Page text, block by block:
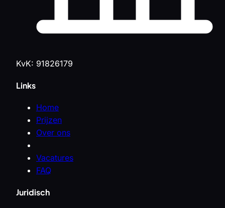
KvK: 91826179
Links
Home
Prijzen
Over ons
Vacatures
FAQ
Juridisch